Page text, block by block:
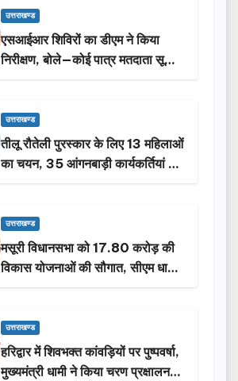
उत्तराखण्ड
एसआईआर शिविरों का डीएम ने किया
निरीक्षण, बोले—कोई पात्र मतदाता सूची
से न छूटे…
उत्तराखण्ड
तीलू रौतेली पुरस्कार के लिए 13 महिलाओं
का चयन, 35 आंगनबाड़ी कार्यकर्तियां भी
होंगी सम्मानित…
उत्तराखण्ड
मसूरी विधानसभा को 17.80 करोड़ की
विकास योजनाओं की सौगात, सीएम धामी
ने किया लोकार्पण-शिलान्यास.
उत्तराखण्ड
हरिद्वार में शिवभक्त कांवड़ियों पर पुष्पवर्षा,
मुख्यमंत्री धामी ने किया चरण प्रक्षालन…